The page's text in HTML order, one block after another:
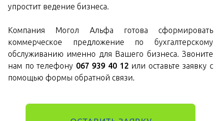
упростит ведение бизнеса.
Компания Могол Альфа готова сформировать
коммерческое предложение по бухгалтерскому
обслуживанию именно для Вашего бизнеса. Звоните
нам по телефону 067 939 40 12 или оставьте заявку с
помощью формы обратной связи.